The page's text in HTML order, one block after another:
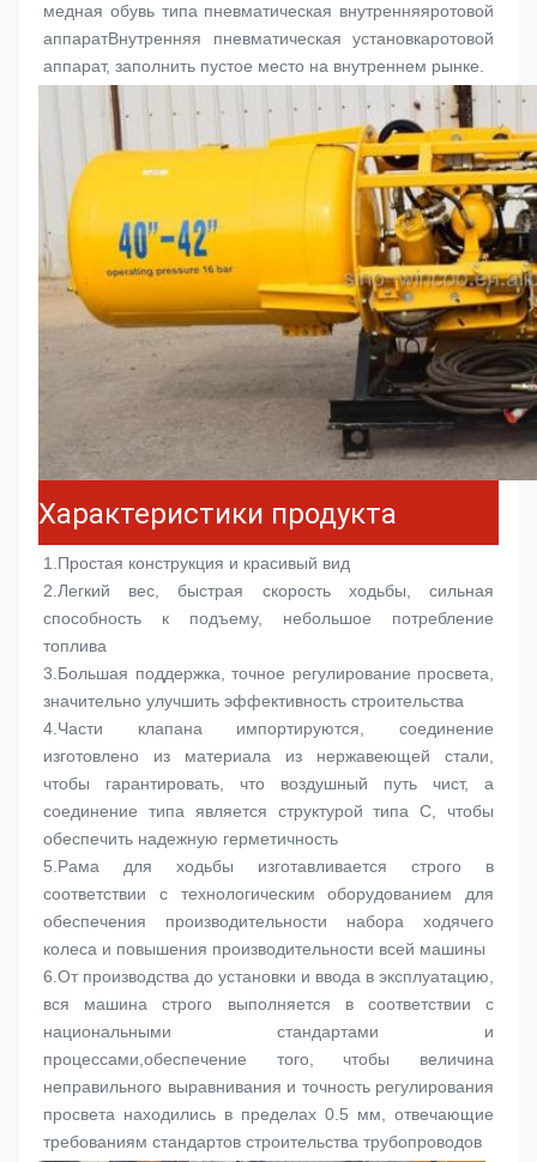
медная обувь типа пневматическая внутренняяротовой
аппаратВнутренняя пневматическая установкаротовой
аппарат, заполнить пустое место на внутреннем рынке.
Характеристики продукта
1. Простая конструкция и красивый вид
2. Легкий вес, быстрая скорость ходьбы, сильная
способность к подъему, небольшое потребление
топлива
3. Большая поддержка, точное регулирование просвета,
значительно улучшить эффективность строительства
4. Части клапана импортируются, соединение
изготовлено из материала из нержавеющей стали,
чтобы гарантировать, что воздушный путь чист, а
соединение типа является структурой типа C, чтобы
обеспечить надежную герметичность
5. Рама для ходьбы изготавливается строго в
соответствии с технологическим оборудованием для
обеспечения производительности набора ходячего
колеса и повышения производительности всей машины
6. От производства до установки и ввода в эксплуатацию,
вся машина строго выполняется в соответствии с
национальными стандартами и
процессами,обеспечение того, чтобы величина
неправильного выравнивания и точность регулирования
просвета находились в пределах 0.5 мм, отвечающие
требованиям стандартов строительства трубопроводов